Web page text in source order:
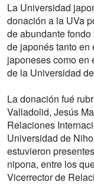
La Universidad
donación a la UVa
de abundante
de japonés tanto
japoneses como en
de la Universidad
La donación fué
Valladolid, Jesús
Relaciones
Universidad de
estuvieron
nipona, entre los
Vicerrector de